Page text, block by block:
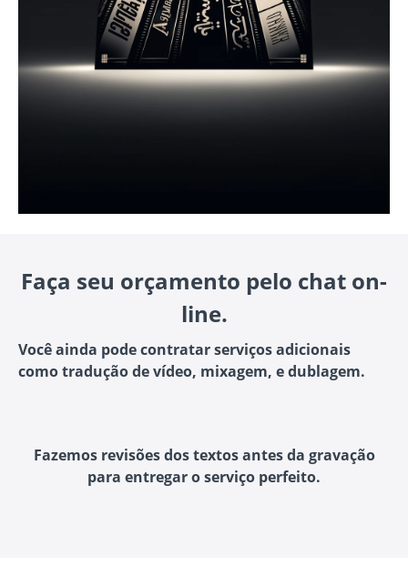
Faça seu orçamento pelo chat on-
line.
Você ainda pode contratar serviços adicionais
como tradução de vídeo, mixagem, e dublagem.
Fazemos revisões dos textos antes da gravação
para entregar o serviço perfeito.